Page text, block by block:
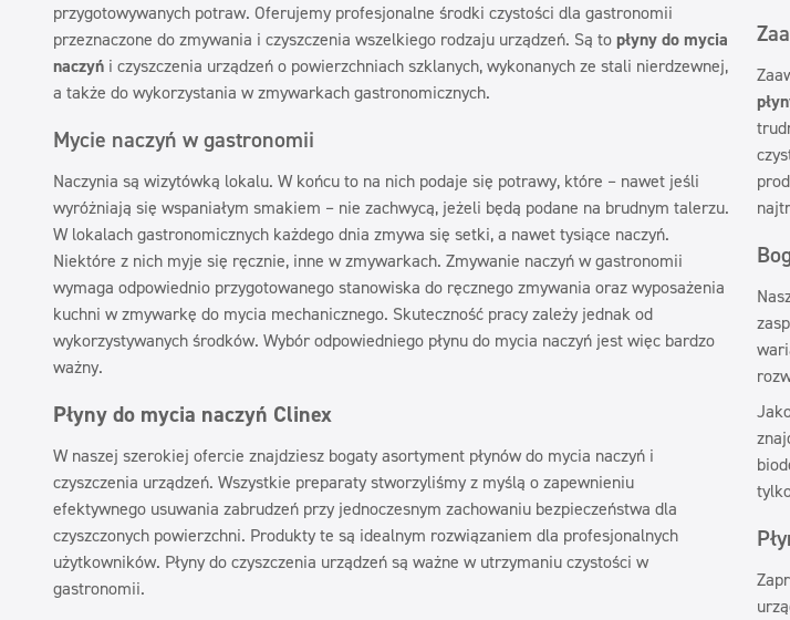
przygotowywanych potraw. Oferujemy profesjonalne środki czystości dla gastronomii
przeznaczone do zmywania i czyszczenia wszelkiego rodzaju urządzeń. Są topłyny do mycia
naczyń i czyszczenia urządzeń o powierzchniach szklanych, wykonanych ze stali nierdzewnej,
a także do wykorzystania w zmywarkach gastronomicznych.
Mycie naczyń w gastronomii
Naczynia są wizytówką lokalu. W końcu to na nich podaje się potrawy, które – nawet jeśli
wyróżniają się wspaniałym smakiem – nie zachwycą, jeżeli będą podane na brudnym talerzu.
W lokalach gastronomicznych każdego dnia zmywa się setki, a nawet tysiące naczyń.
Niektóre z nich myje się ręcznie, inne w zmywarkach. Zmywanie naczyń w gastronomii
wymaga odpowiednio przygotowanego stanowiska do ręcznego zmywania oraz wyposażenia
kuchni w zmywarkę do mycia mechanicznego. Skuteczność pracy zależy jednak od
wykorzystywanych środków. Wybór odpowiedniego płynu do mycia naczyń jest więc bardzo
ważny.
Płyny do mycia naczyń Clinex
W naszej szerokiej ofercie znajdziesz bogaty asortyment płynów do mycia naczyń i
czyszczenia urządzeń. Wszystkie preparaty stworzyliśmy z myślą o zapewnieniu
efektywnego usuwania zabrudzeń przy jednoczesnym zachowaniu bezpieczeństwa dla
czyszczonych powierzchni. Produkty te są idealnym rozwiązaniem dla profesjonalnych
użytkowników. Płyny do czyszczenia urządzeń są ważne w utrzymaniu czystości w
gastronomii.